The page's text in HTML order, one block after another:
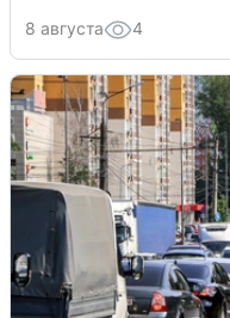
8 августа 4